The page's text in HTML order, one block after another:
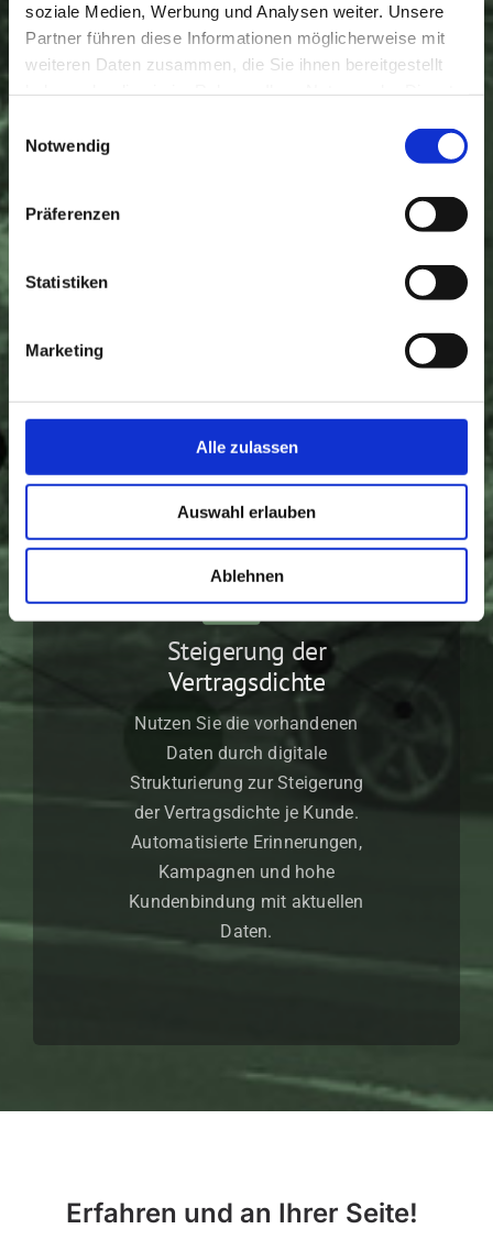
soziale Medien, Werbung und Analysen weiter. Unsere
Partner führen diese Informationen möglicherweise mit
weiteren Daten zusammen, die Sie ihnen bereitgestellt
Einwilligungsauswahl
Notwendig
Präferenzen
Statistiken
Marketing
Alle zulassen
Auswahl erlauben
Ablehnen
Besserer Bestandswert
Steigerung der
Vertragsdichte
Nutzen Sie die vorhandenen
Daten durch digitale
Strukturierung zur Steigerung
der Vertragsdichte je Kunde.
Automatisierte Erinnerungen,
Kampagnen und hohe
Kundenbindung mit aktuellen
Daten.
Erfahren und an Ihrer Seite!